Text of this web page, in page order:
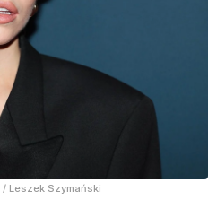
/ Leszek Szymański